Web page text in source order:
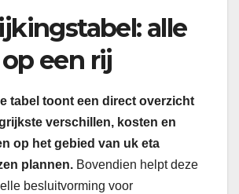
alle
een rij
tabel toont een direct overzicht
verschillen, kosten en
op het gebied van uk eta
plannen. Bovendien helpt deze
besluitvorming voor